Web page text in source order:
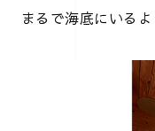
まるで海底にいる